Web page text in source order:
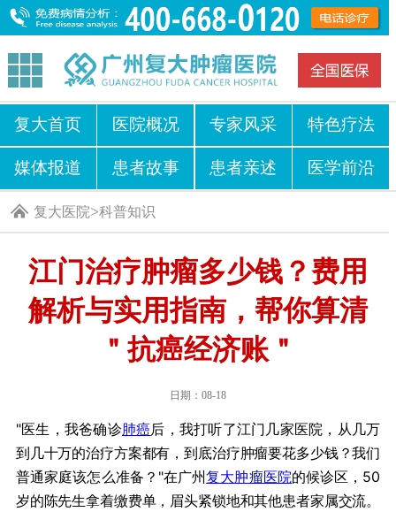
复大首页 医院概况 专家风采 特色疗法
媒体报道 患者故事 患者亲述 医学前沿
复大医院>科普知识
江门治疗肿瘤多少钱？费用
解析与实用指南，帮你算清
＂抗癌经济账＂
日期：08-18
"医生，我爸确诊肺癌后，我打听了江门几家医院，从几万
到几十万的治疗方案都有，到底治疗肿瘤要花多少钱？我们
普通家庭该怎么准备？"在广州复大肿瘤医院的候诊区，50
岁的陈先生拿着缴费单，眉头紧锁地和其他患者家属交流。